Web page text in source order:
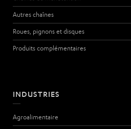
Autres chaînes
Roues, pignons et disques
Produits complémentaires
INDUSTRIES
Agroalimentaire